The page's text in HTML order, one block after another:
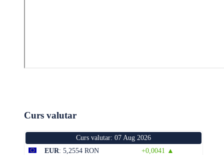
Curs valutar
Curs valutar: 07 Aug 2026
EUR: 5,2554 RON
+0,0041 ▲